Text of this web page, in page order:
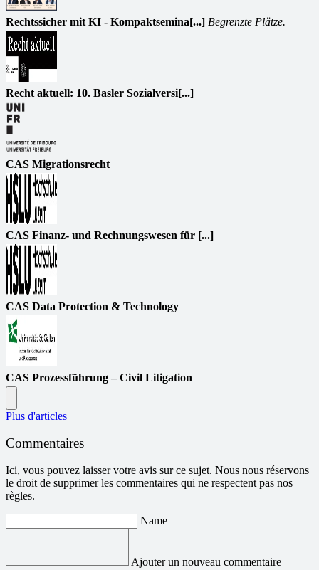
Rechtssicher mit KI - Kompaktsemina[...] Begrenzte Plätze.
Recht aktuell: 10. Basler Sozialversi[...]
CAS Migrationsrecht
CAS Finanz- und Rechnungswesen für [...]
CAS Data Protection & Technology
CAS Prozessführung – Civil Litigation
Plus d'articles
Commentaires
Ici, vous pouvez laisser votre avis sur ce sujet. Nous nous réservons
le droit de supprimer les commentaires qui ne respectent pas nos
règles.
Name
Ajouter un nouveau commentaire